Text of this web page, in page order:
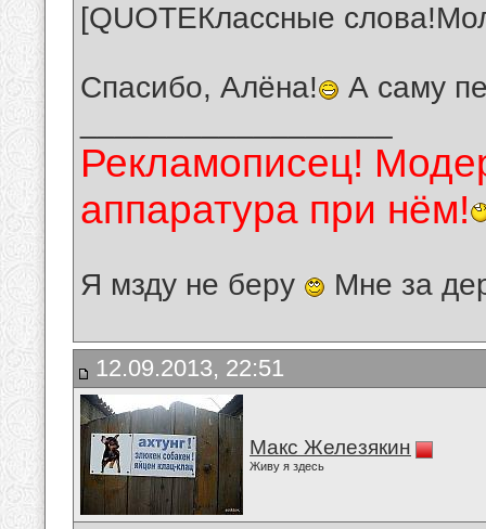
[QUOTEКлассные
Спасибо, Алёна!
А саму
Рекламописец!
аппаратура при нём!
Я мзду не беру Мне за
12.09.2013, 22:51
Макс Железякин
Живу я здесь